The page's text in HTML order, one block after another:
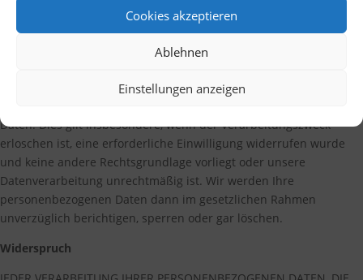
Cookies akzeptieren
Ablehnen
Einstellungen anzeigen
Ihrer Person erforderlich.
Löschung, Berichtigung, Einschränkung
Ergänzung) unrichtiger Daten verlangen sowie eine
Daten. Dies gilt insbesondere, wenn der Verarbeitungszweck
erloschen ist, eine erforderliche Einwilligung widerrufen wurde
und keine andere Rechtsgrundlage vorliegt oder unsere
Datenverarbeitung unrechtmäßig ist. Wir werden Ihre
personenbezogenen Daten dann im gesetzlichen Rahmen
unverzüglich berichtigen, sperren oder gar löschen.
Widerspruch